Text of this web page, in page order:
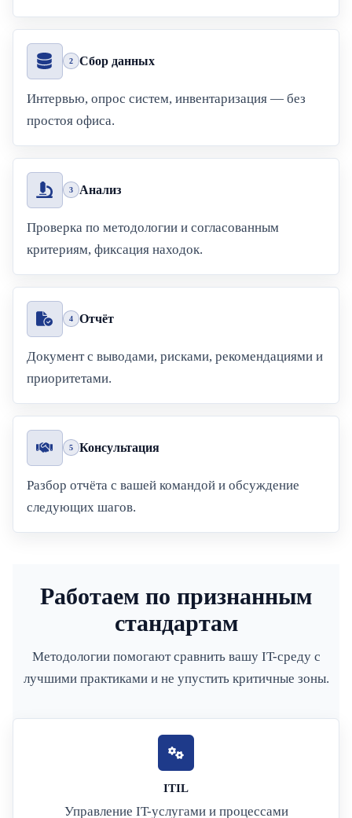
2 Сбор данных
Интервью, опрос систем, инвентаризация — без
простоя офиса.
3 Анализ
Проверка по методологии и согласованным
критериям, фиксация находок.
4 Отчёт
Документ с выводами, рисками, рекомендациями и
приоритетами.
5 Консультация
Разбор отчёта с вашей командой и обсуждение
следующих шагов.
Работаем по признанным
стандартам
Методологии помогают сравнить вашу IT-среду с
лучшими практиками и не упустить критичные зоны.
ITIL
Управление IT-услугами и процессами